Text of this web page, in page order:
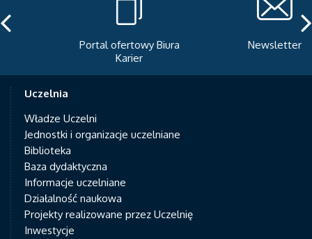
Portal ofertowy Biura
Newsletter
Uczelnia
Władze Uczelni
Jednostki i organizacje uczelniane
Biblioteka
Baza dydaktyczna
Informacje uczelniane
Działalność naukowa
Projekty realizowane przez Uczelnię
Inwestycje